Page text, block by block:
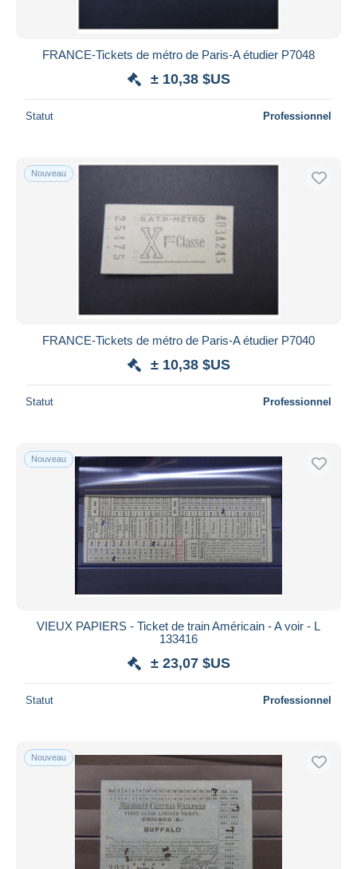
FRANCE-Tickets de métro de Paris-A étudier P7048
± 10,38 $US
Statut Professionnel
Nouveau
FRANCE-Tickets de métro de Paris-A étudier P7040
± 10,38 $US
Statut Professionnel
Nouveau
VIEUX PAPIERS - Ticket de train Américain - A voir - L
133416
± 23,07 $US
Statut Professionnel
Nouveau